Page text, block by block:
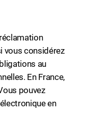
vous considérez
au
En France,
pouvez
en